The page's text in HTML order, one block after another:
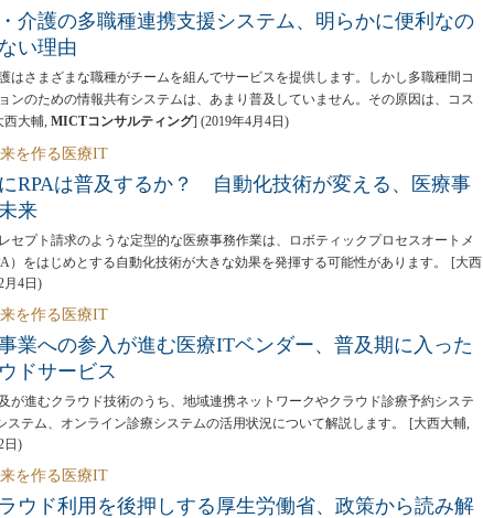
介護の多職種連携支援システム、明らかに便利なの
い理由
はさまざまな職種がチームを組んでサービスを提供します。しかし多職種間コ
ンのための情報共有システムは、あまり普及していません。その原因は、コス
西大輔, MICTコンサルティング] (2019年4月4日 )
を作る医療IT
RPAは普及するか？ 自動化技術が変える、医療事
来
セプト請求のような定型的な医療事務作業は、ロボティックプロセスオートメ
）をはじめとする自動化技術が大きな効果を発揮する可能性があります。
[大西
月4日 )
を作る医療IT
業への参入が進む医療ITベンダー、普及期に入った
ドサービス
が進むクラウド技術のうち、地域連携ネットワークやクラウド診療予約システ
ステム、オンライン診療システムの活用状況について解説します。
[大西大輔,
日 )
を作る医療IT
ウド利用を後押しする厚生労働省、政策から読み解